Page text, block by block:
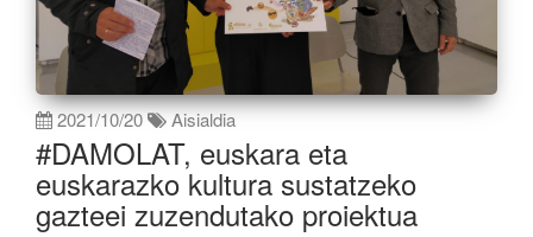
2021/10/20 Aisialdia
#DAMOLAT, euskara eta
euskarazko kultura sustatzeko
gazteei zuzendutako proiektua